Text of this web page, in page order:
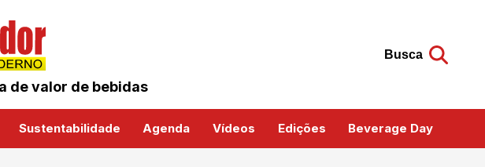
de valor de bebidas
Busca
Sustentabilidade Agenda Vídeos Edições Beverage Day